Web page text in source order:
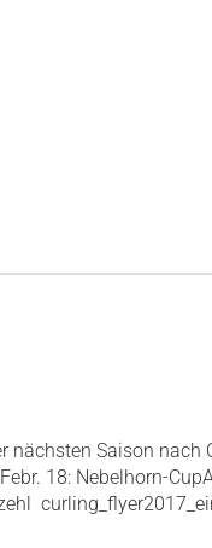
nächsten Saison nach
18: Nebelhorn-